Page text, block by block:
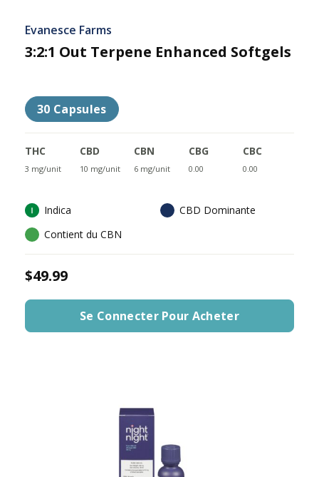
Evanesce Farms
3:2:1 Out Terpene Enhanced Softgels
30 Capsules
THC
3 mg/unit
CBD
10 mg/unit
CBN
6 mg/unit
CBG
0.00
CBC
0.00
Indica
CBD Dominante
Contient du CBN
$49.99
Se Connecter Pour Acheter